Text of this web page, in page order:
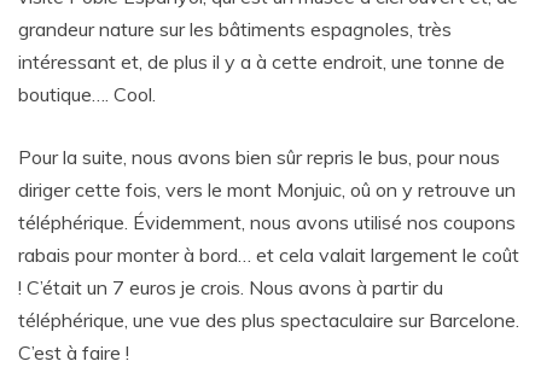
grandeur nature sur les bâtiments espagnoles, très
intéressant et, de plus il y a à cette endroit, une tonne de
boutique…. Cool.
Pour la suite, nous avons bien sûr repris le bus, pour nous
diriger cette fois, vers le mont Monjuic, oû on y retrouve un
téléphérique. Évidemment, nous avons utilisé nos coupons
rabais pour monter à bord… et cela valait largement le coût
! C’était un 7 euros je crois. Nous avons à partir du
téléphérique, une vue des plus spectaculaire sur Barcelone.
C’est à faire !